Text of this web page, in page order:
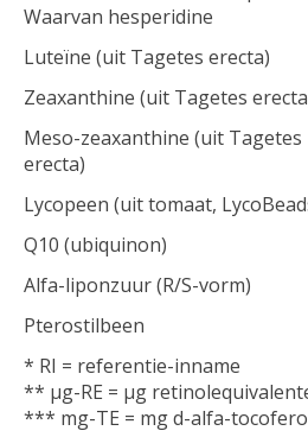
Waarvan hesperidine
Luteïne (uit Tagetes erecta)
Zeaxanthine (uit Tagetes
Meso-zeaxanthine (uit Tagetes
erecta)
Lycopeen (uit tomaat,
Q10 (ubiquinon)
Alfa-liponzuur (R/S-vorm)
Pterostilbeen
* RI = referentie-inname
** μg-RE = μg
*** mg-TE = mg d-alfa-